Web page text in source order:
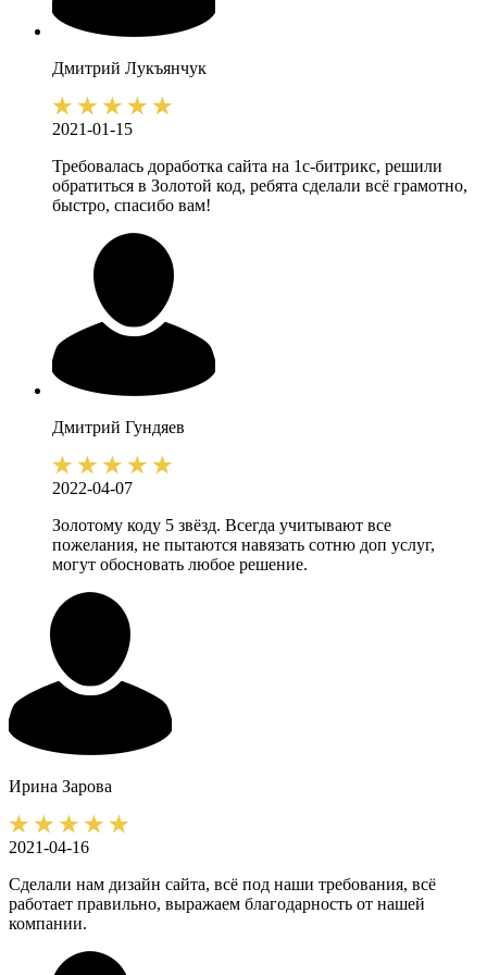
Дмитрий Лукъянчук
2021-01-15
Требовалась доработка сайта на 1с-битрикс, решили
обратиться в Золотой код, ребята сделали всё грамотно,
быстро, спасибо вам!
Дмитрий Гундяев
2022-04-07
Золотому коду 5 звёзд. Всегда учитывают все
пожелания, не пытаются навязать сотню доп услуг,
могут обосновать любое решение.
Ирина Зарова
2021-04-16
Сделали нам дизайн сайта, всё под наши требования, всё
работает правильно, выражаем благодарность от нашей
компании.